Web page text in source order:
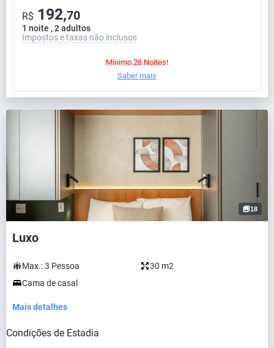
1 noite , 2 adultos
R$ 192,70
Impostos e taxas não inclusos
Mínimo 28 Noites!
Saber mais
18
Luxo
Max.:3 Pessoa
30 m2
Cama de casal
Mais detalhes
Condições de Estadia